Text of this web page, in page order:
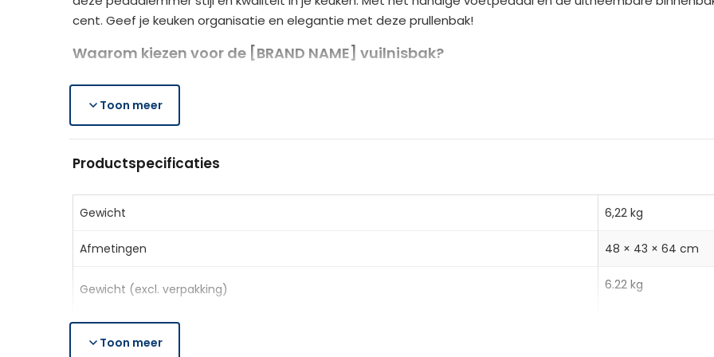
a
cent. Geef je keuken organisatie en elegantie met deze prullenbak!
Waarom kiezen voor de [BRAND NAME] vuilnisbak?
Gescheiden afval:
Frissere keuken:
Stijlvol design:
Productspecificaties
Kleur:Zilver
Materiaal:
Volume:40L
Leveringsomvang
1 x Handleiding
Toon meer
Productspecificaties
Gewicht 6,22 kg
Afmetingen 48 × 43 × 64 cm
Gewicht (excl. verpakking) 6.22 kg
Gewicht (incl. verpakking)
Toon meer